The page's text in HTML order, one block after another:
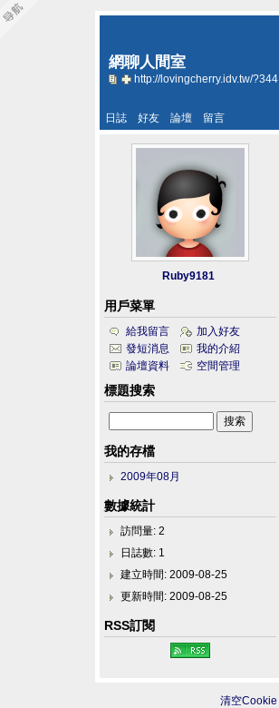
網聊人間室
http://lovingcherry.idv.tw/?344
日誌 好友 論壇 留言
Ruby9181
用戶菜單
給我留言
加入好友
發短消息
我的介紹
論壇資料
空間管理
標題搜索
我的存檔
2009年08月
數據統計
訪問量: 2
日誌數: 1
建立時間: 2009-08-25
更新時間: 2009-08-25
RSS訂閱
清空Cookie